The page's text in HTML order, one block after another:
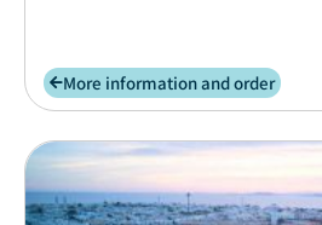
More information and order